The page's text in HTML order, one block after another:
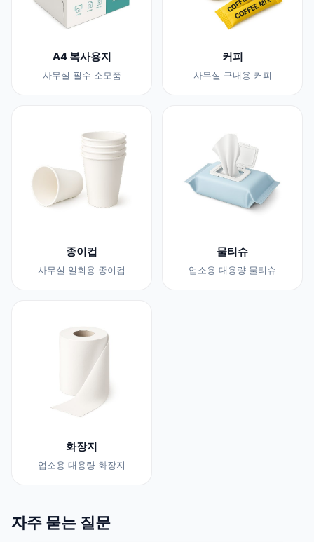
A4 복사용지
사무실 필수 소모품
커피
사무실 구내용 커피
종이컵
사무실 일회용 종이컵
물티슈
업소용 대용량 물티슈
화장지
업소용 대용량 화장지
자주 묻는 질문